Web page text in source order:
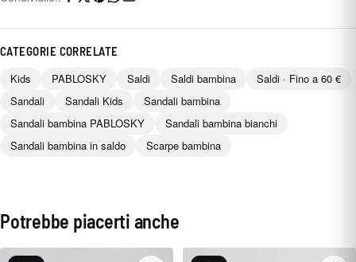
CATEGORIE CORRELATE
Kids PABLOSKY Saldi Saldi bambina
Saldi · Fino a 60 €
Sandali
Sandali Kids
Sandali bambina
Sandali bambina PABLOSKY
Sandali bambina bianchi
Sandali bambina in saldo
Scarpe bambina
Potrebbe piacerti anche